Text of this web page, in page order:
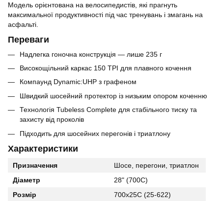
Модель орієнтована на велосипедистів, які прагнуть
максимальної продуктивності під час тренувань і змагань на
асфальті.
Переваги
Надлегка гоночна конструкція — лише 235 г
Високощільний каркас 150 TPI для плавного кочення
Компаунд Dynamic:UHP з графеном
Швидкий шосейний протектор із низьким опором коченню
Технологія Tubeless Complete для стабільного тиску та
захисту від проколів
Підходить для шосейних перегонів і триатлону
Характеристики
Призначення
Шосе, перегони, триатлон
Діаметр
28" (700C)
Розмір
700x25C (25-622)